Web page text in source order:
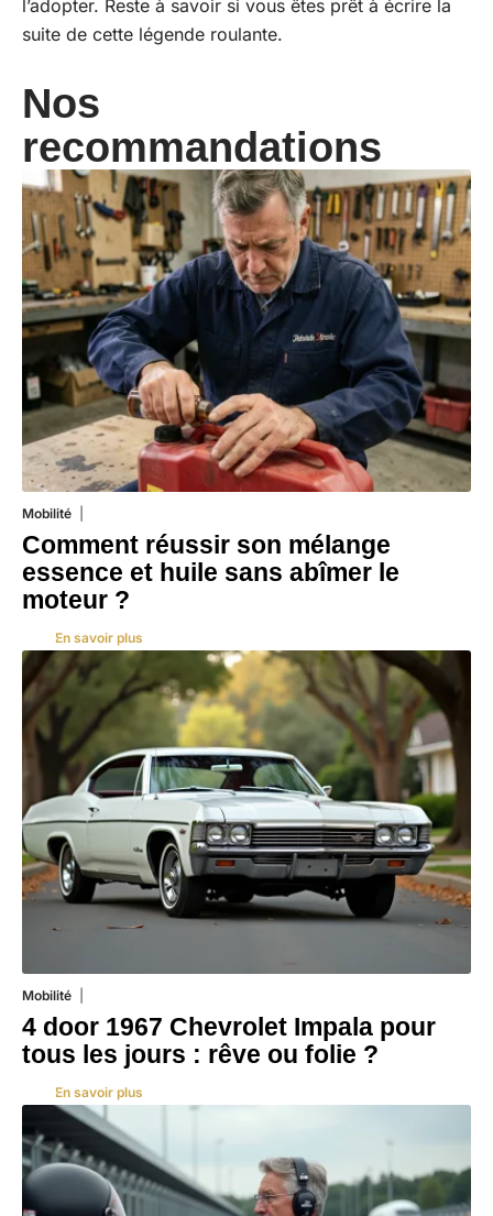
l’adopter. Reste à savoir si vous êtes prêt à écrire la
suite de cette légende roulante.
Nos
recommandations
Mobilité
Comment réussir son mélange
essence et huile sans abîmer le
moteur ?
En savoir plus
Mobilité
4 door 1967 Chevrolet Impala pour
tous les jours : rêve ou folie ?
En savoir plus